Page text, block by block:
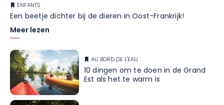
ENFANTS
Een beetje dichter bij de dieren in Oost-Frankrijk!
Meer lezen
AU BORD DE L'EAU
10 dingen om te doen in de Grand
Est als het te warm is